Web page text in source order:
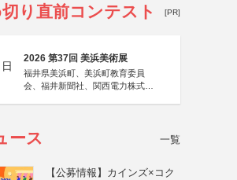
り直前コンテスト [PR]
日
2026 第37回 美浜美術展
福井県美浜町、美浜町教育委員
会、福井新聞社、関西電力株式会
ース 一覧
【公募情報】カインズ×コク